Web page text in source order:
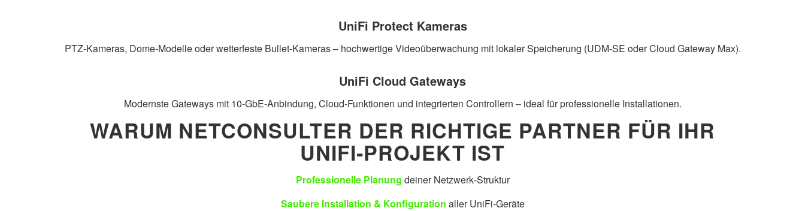
UniFi Protect Kameras
PTZ‑Kameras, Dome‑Modelle oder wetterfeste Bullet‑Kameras – hochwertige Videoüberwachung mit lokaler Speicherung (UDM‑SE oder Cloud Gateway Max).
UniFi Cloud Gateways
Modernste Gateways mit 10‑GbE‑Anbindung, Cloud‑Funktionen und integrierten Controllern – ideal für professionelle Installationen.
WARUM NETCONSULTER DER RICHTIGE PARTNER FÜR IHR
UNIFI‑PROJEKT IST
Professionelle Planung deiner Netzwerk‑Struktur
Saubere Installation & Konfiguration aller UniFi‑Geräte